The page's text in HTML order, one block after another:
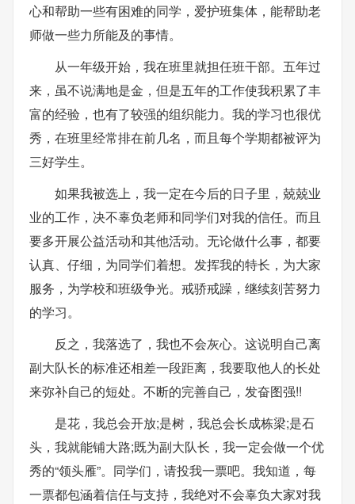
心和帮助一些有困难的同学，爱护班集体，能帮助老
师做一些力所能及的事情。
从一年级开始，我在班里就担任班干部。五年过
来，虽不说满地是金，但是五年的工作使我积累了丰
富的经验，也有了较强的组织能力。我的学习也很优
秀，在班里经常排在前几名，而且每个学期都被评为
三好学生。
如果我被选上，我一定在今后的日子里，兢兢业
业的工作，决不辜负老师和同学们对我的信任。而且
要多开展公益活动和其他活动。无论做什么事，都要
认真、仔细，为同学们着想。发挥我的特长，为大家
服务，为学校和班级争光。戒骄戒躁，继续刻苦努力
的学习。
反之，我落选了，我也不会灰心。这说明自己离
副大队长的标准还相差一段距离，我要取他人的长处
来弥补自己的短处。不断的完善自己，发奋图强!!
是花，我总会开放;是树，我总会长成栋梁;是石
头，我就能铺大路;既为副大队长，我一定会做一个优
秀的“领头雁”。同学们，请投我一票吧。我知道，每
一票都包涵着信任与支持，我绝对不会辜负大家对我